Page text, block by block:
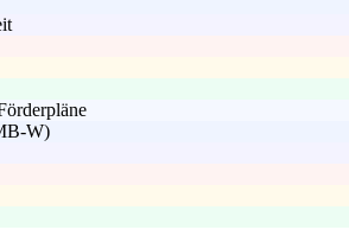
W)